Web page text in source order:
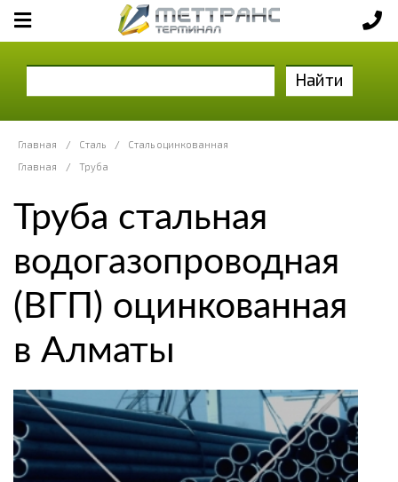
Найти
Главная / Сталь /
Сталь оцинкованная
Главная
/ Труба
Труба стальная
водогазопроводная
(ВГП) оцинкованная
в Алматы